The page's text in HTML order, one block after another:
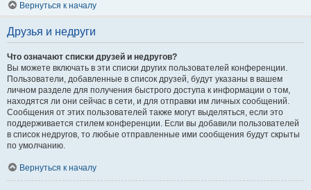
Вернуться к началу
Друзья и недруги
Что означают списки друзей и недругов?
Вы можете включать в эти списки других пользователей конференции.
Пользователи, добавленные в список друзей, будут указаны в вашем
личном разделе для получения быстрого доступа к информации о том,
находятся ли они сейчас в сети, и для отправки им личных сообщений.
Сообщения от этих пользователей также могут выделяться, если это
поддерживается стилем конференции. Если вы добавили пользователей
в список недругов, то любые отправленные ими сообщения будут скрыты
по умолчанию.
Вернуться к началу